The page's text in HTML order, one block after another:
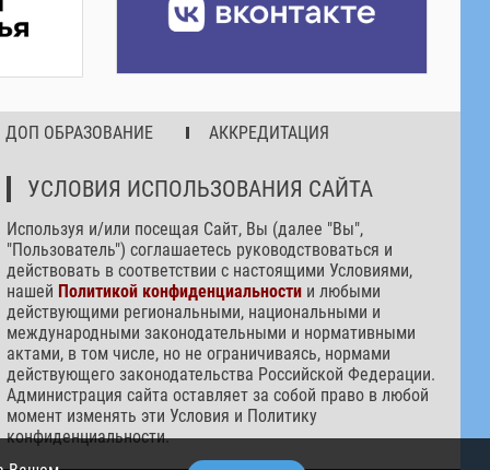
ДОП ОБРАЗОВАНИЕ АККРЕДИТАЦИЯ
УСЛОВИЯ ИСПОЛЬЗОВАНИЯ САЙТА
Используя и/или посещая Сайт, Вы (далее "Вы",
"Пользователь") соглашаетесь руководствоваться и
действовать в соответствии с настоящими Условиями,
нашей Политикой конфиденциальности и любыми
действующими региональными, национальными и
международными законодательными и нормативными
актами, в том числе, но не ограничиваясь, нормами
действующего законодательства Российской Федерации.
Администрация сайта оставляет за собой право в любой
момент изменять эти Условия и Политику
конфиденциальности.